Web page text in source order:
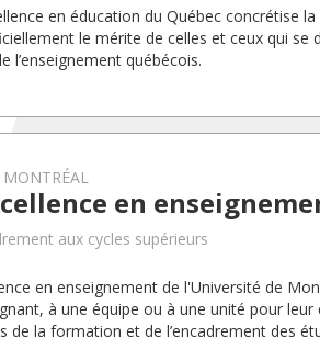
en éducation du Québec concrétise
le mérite de celles et ceux qui se
l’enseignement québécois.
MONTRÉAL
en
aux cycles supérieurs
en enseignement de l'Université de
à une équipe ou à une unité pour
de la formation et de l’encadrement des